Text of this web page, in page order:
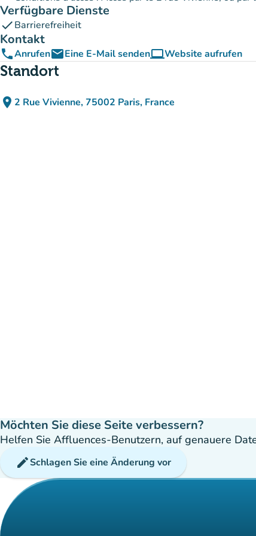
Verfügbare Dienste
checkBarrierefreiheit
Kontakt
phoneAnrufenemailEine E-Mail sendencomputerWebsite aufrufen
(new tab)
Standort
place 2 Rue Vivienne, 75002 Paris, France
(in Google Maps öffnen)
(new tab)
Möchten Sie diese Seite verbessern?
Helfen Sie Affluences-Benutzern, auf genauere
editSchlagen Sie eine Änderung vor